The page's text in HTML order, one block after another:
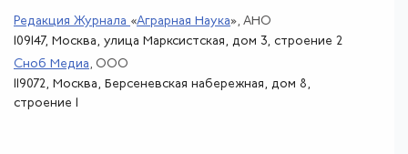
Редакция Журнала «Аграрная Наука», АНО
109147, Москва, улица Марксистская, дом 3, строение 2
Сноб Медиа, ООО
119072, Москва, Берсеневская набережная, дом 8,
строение 1